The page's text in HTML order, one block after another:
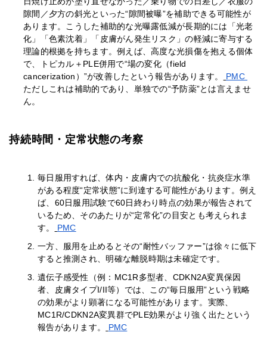
隙間／夕方の斜光といった“隙間被曝”を補助できる可能性が
あります。こうした補助的な光曝露低減が長期的には「光老
化」「色素沈着」「皮膚がん発生リスク」の軽減に寄与する
理論的根拠を持ちます。例えば、高度な光損傷を抱える個体
で、トピカル＋PLE併用で“場の変化（field
cancerization）”が改善したという報告があります。
PMC
ただしこれは補助的であり、単独での“予防薬”とは言えませ
ん。
持続時間・定常状態の考察
毎日服用すれば、体内・皮膚内での抗酸化・抗炎症水準
がある程度“定常状態”に到達する可能性があります。例え
ば、60日服用試験で60日終わり時点の効果が報告されて
いるため、そのあたりが“定常化”の目安とも考えられま
す。
PMC
一方、服用を止めるとその“耐性バッファー”は徐々に低下
すると推測され、明確な離脱時期は未確定です。
遺伝子感受性（例：MC1R多型者、CDKN2A変異保因
者、皮膚タイプI/II等）では、この“毎日服用”という戦略
の効果がより顕著になる可能性があります。実際、
MC1R/CDKN2A変異群でPLE効果がより強く出たという
報告があります。
PMC